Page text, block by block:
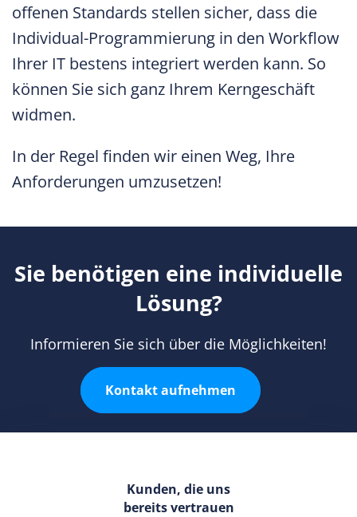
offenen Standards stellen sicher, dass die
Individual-Programmierung in den Workflow
Ihrer IT bestens integriert werden kann. So
können Sie sich ganz Ihrem Kerngeschäft
widmen.
In der Regel finden wir einen Weg, Ihre
Anforderungen umzusetzen!
Sie benötigen eine individuelle
Lösung?
Informieren Sie sich über die Möglichkeiten!
Kontakt aufnehmen
Kunden, die uns
bereits vertrauen